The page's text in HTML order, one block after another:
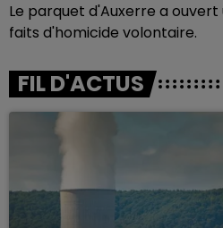
Le parquet d'Auxerre a
faits d'homicide volontaire.
FIL D'ACTUS